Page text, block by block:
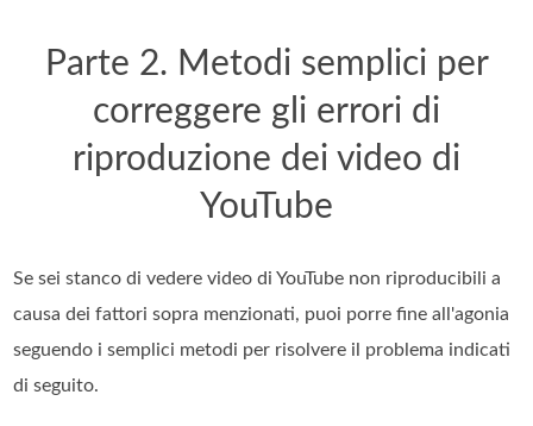
Parte 2. Metodi semplici per
correggere gli errori di
riproduzione dei video di
YouTube
Se sei stanco di vedere video di YouTube non riproducibili a
causa dei fattori sopra menzionati, puoi porre fine all'agonia
seguendo i semplici metodi per risolvere il problema indicati
di seguito.